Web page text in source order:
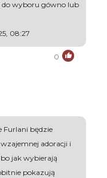
do wyboru gówno lub
08:27
0
Furlani będzie
adoracji i
jak wybierają
pokazują